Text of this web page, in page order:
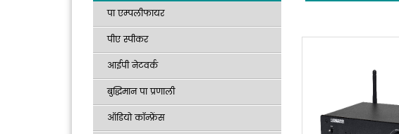
पा एम्पलीफायर
पीए स्पीकर
आईपी नेटवर्क
बुद्धिमान पा प्रणाली
ऑडियो कॉन्फ्रेंस